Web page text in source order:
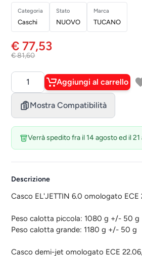
Categoria
Caschi
Stato
NUOVO
Marca
TUCANO
€ 77,53
€ 81,60
Quantità
Aggiungi al carrello
Mostra Compatibilità
Verrà spedito fra il 14 agosto ed il
Descrizione
Casco EL'JETTIN 6.0 omologato ECE
Peso calotta piccola: 1080 g +/- 50 g
Peso calotta grande: 1180 g +/- 50 g
Casco demi-jet omologato ECE